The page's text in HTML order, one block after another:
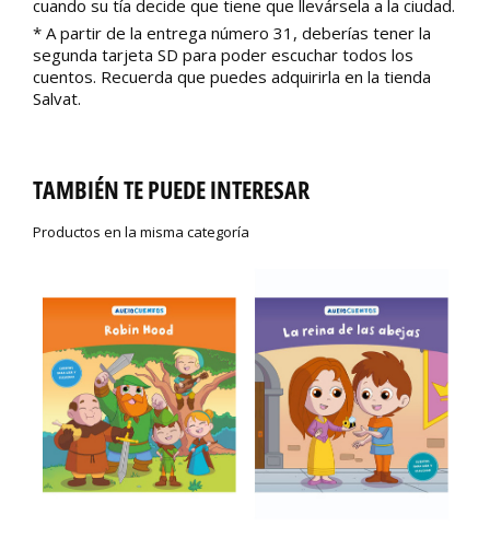
cuando su tía decide que tiene que llevársela a la ciudad.
* A partir de la entrega número 31, deberías tener la
segunda tarjeta SD para poder escuchar todos los
cuentos. Recuerda que puedes adquirirla en la tienda
Salvat.
TAMBIÉN TE PUEDE INTERESAR
Productos en la misma categoría